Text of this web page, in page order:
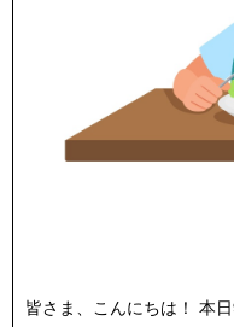
無料
皆さま、こんにちは！ 本